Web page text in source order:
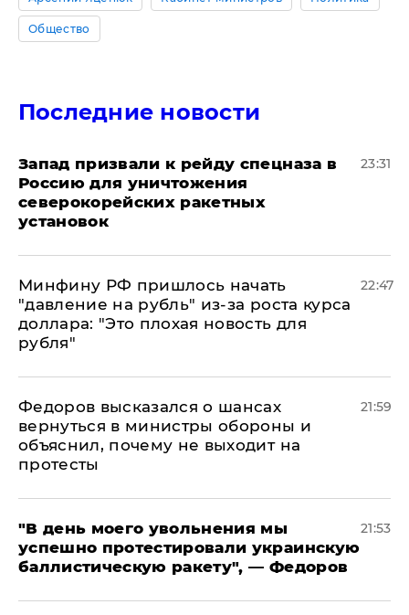
Общество
Последние новости
Запад призвали к рейду спецназа в
Россию для уничтожения
северокорейских ракетных
установок
23:31
Минфину РФ пришлось начать
"давление на рубль" из-за роста курса
доллара: "Это плохая новость для
рубля"
22:47
Федоров высказался о шансах
вернуться в министры обороны и
объяснил, почему не выходит на
протесты
21:59
​"В день моего увольнения мы
успешно протестировали украинскую
баллистическую ракету", — Федоров
21:53